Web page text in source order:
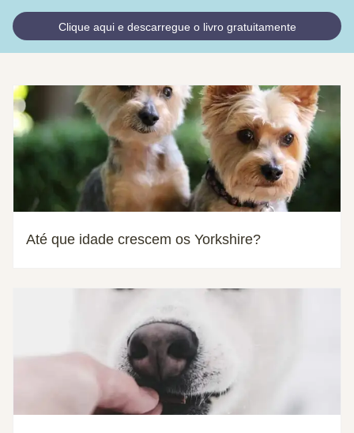
Clique aqui e descarregue o livro gratuitamente
Até que idade crescem os Yorkshire?